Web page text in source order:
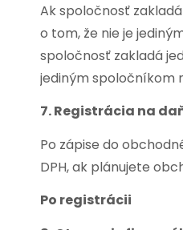
Ak spoločnosť
o tom, že nie je
spoločnosť zakladá
jediným spoločníkom
7. Registrácia na
Po zápise do
DPH, ak plánujete
Po registrácii